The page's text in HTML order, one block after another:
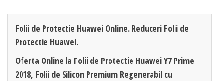
Folii de Protectie Huawei Online. Reduceri Folii de
Protectie Huawei.
Oferta Online la Folii de Protectie Huawei Y7 Prime
2018, Folii de Silicon Premium Regenerabil cu